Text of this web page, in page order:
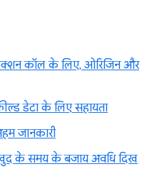
कॉल के लिए, ओरिजिन और
डेटा के लिए सहायता
जानकारी
के समय के बजाय अवधि दिख